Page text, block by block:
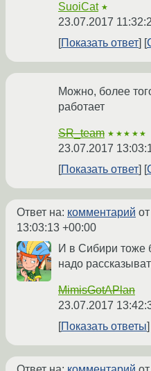
SuoiCat ★
23.07.2017
Показать ответ
Можно, более
работает
SR_team ★★★★★
23.07.2017
Показать ответ
Ответ на: комментарий
13:03:13 +00:00
И в Сибири тоже
надо
MimisGotAPlan
23.07.2017
Показать ответы